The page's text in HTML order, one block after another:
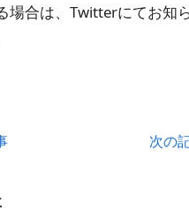
場合は、Twitterにてお知
次の